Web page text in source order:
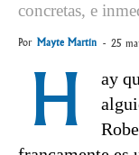
concretas, e
Por Mayte Martín - 25
H
ay